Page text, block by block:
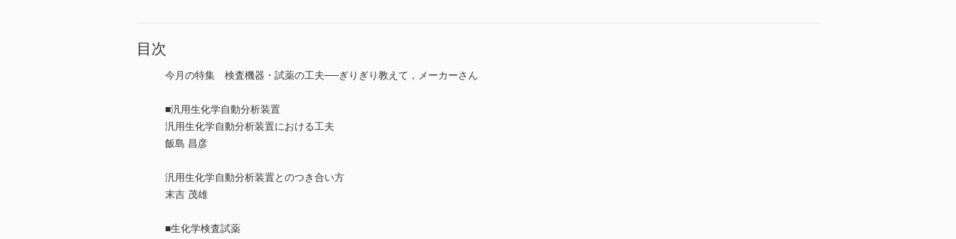
目次
今月の特集 検査機器・試薬の工夫──ぎりぎり教えて，メーカーさん
■汎用生化学自動分析装置
汎用生化学自動分析装置における工夫
飯島 昌彦
汎用生化学自動分析装置とのつき合い方
末吉 茂雄
■生化学検査試薬